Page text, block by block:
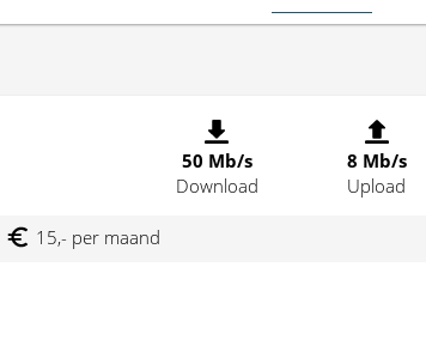
50 Mb/s
Download
8 Mb/s
Upload
15,- per maand